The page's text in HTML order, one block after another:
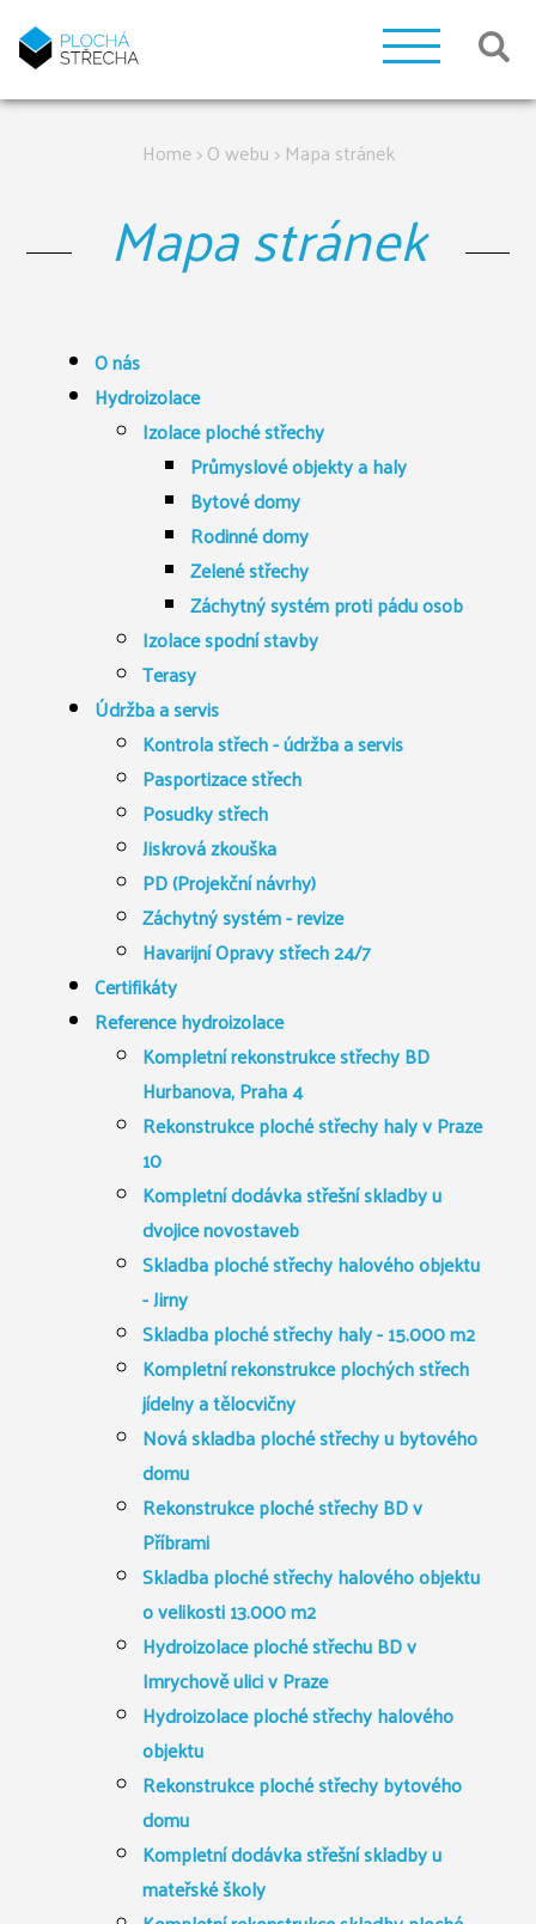
Home>O webu > Mapa stránek
Mapa stránek
O nás
Hydroizolace
Izolace ploché střechy
Průmyslové objekty a haly
Bytové domy
Rodinné domy
Zelené střechy
Záchytný systém proti pádu osob
Izolace spodní stavby
Terasy
Údržba a servis
Kontrola střech - údržba a servis
Pasportizace střech
Posudky střech
Jiskrová zkouška
PD (Projekční návrhy)
Záchytný systém - revize
Havarijní Opravy střech 24/7
Certifikáty
Reference hydroizolace
Kompletní rekonstrukce střechy BD
Hurbanova, Praha 4
Rekonstrukce ploché střechy haly v Praze
10
Kompletní dodávka střešní skladby u
dvojice novostaveb
Skladba ploché střechy halového objektu
- Jirny
Skladba ploché střechy haly - 15.000 m2
Kompletní rekonstrukce plochých střech
jídelny a tělocvičny
Nová skladba ploché střechy u bytového
domu
Rekonstrukce ploché střechy BD v
Příbrami
Skladba ploché střechy halového objektu
o velikosti 13.000 m2
Hydroizolace ploché střechu BD v
Imrychově ulici v Praze
Hydroizolace ploché střechy halového
objektu
Rekonstrukce ploché střechy bytového
domu
Kompletní dodávka střešní skladby u
mateřské školy